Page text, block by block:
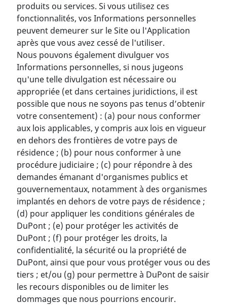
produits ou services. Si vous utilisez ces
fonctionnalités, vos Informations personnelles
peuvent demeurer sur le Site ou l'Application
après que vous avez cessé de l'utiliser.
Nous pouvons également divulguer vos
Informations personnelles, si nous jugeons
qu'une telle divulgation est nécessaire ou
appropriée (et dans certaines juridictions, il est
possible que nous ne soyons pas tenus d’obtenir
votre consentement) : (a) pour nous conformer
aux lois applicables, y compris aux lois en vigueur
en dehors des frontières de votre pays de
résidence ; (b) pour nous conformer à une
procédure judiciaire ; (c) pour répondre à des
demandes émanant d'organismes publics et
gouvernementaux, notamment à des organismes
implantés en dehors de votre pays de résidence ;
(d) pour appliquer les conditions générales de
DuPont ; (e) pour protéger les activités de
DuPont ; (f) pour protéger les droits, la
confidentialité, la sécurité ou la propriété de
DuPont, ainsi que pour vous protéger vous ou des
tiers ; et/ou (g) pour permettre à DuPont de saisir
les recours disponibles ou de limiter les
dommages que nous pourrions encourir.